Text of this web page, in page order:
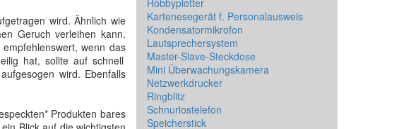
wird. Ähnlich wie
Geruch verleihen kann.
wenn das
hat, sollte auf schnell
wird. Ebenfalls
Produkten bares
Hobbyplotter
Kartenesegerät f. Personalausweis
Kondensatormikrofon
Lautsprechersystem
Master-Slave-Steckdose
Mini Überwachungskamera
Netzwerkdrucker
Ringblitz
Schnurlostelefon
Speicherstick